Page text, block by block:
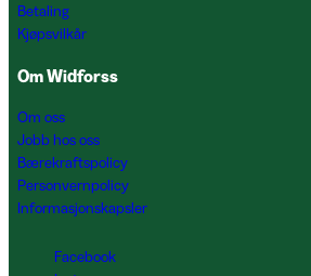
Betaling
Kjøpsvilkår
Om Widforss
Om oss
Jobb hos oss
Bærekraftspolicy
Personvernpolicy
Informasjonskapsler
Facebook